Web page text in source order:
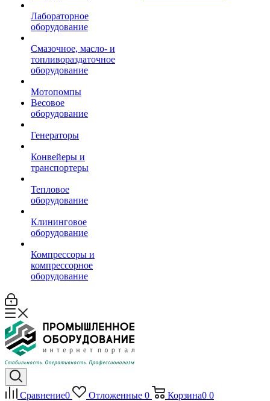
Лабораторное
оборудование
Смазочное, масло- и
топливораздаточное
оборудование
Мотопомпы
Весовое
оборудование
Генераторы
Конвейеры и
транспортеры
Тепловое
оборудование
Клининговое
оборудование
Компрессоры и
компрессорное
оборудование
Сравнение0 Отложенные 0 Корзина0 0